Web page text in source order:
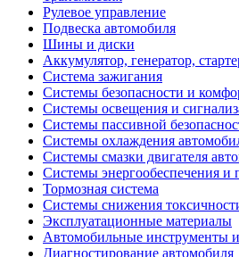
Рулевое управление
Подвеска автомобиля
Шины и диски
Аккумулятор, генератор,
Система зажигания
Системы безопасности и
Системы освещения и
Системы пассивной
Системы охлаждения
Системы смазки двигателя
Системы энергообеспечения и
Тормозная система
Системы снижения
Эксплуатационные материалы
Автомобильные инструменты
Диагностирование автомобиля